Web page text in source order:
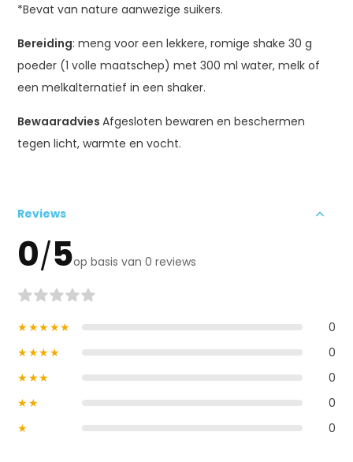
*Bevat van nature aanwezige suikers.
Bereiding: meng voor een lekkere, romige shake 30 g
poeder (1 volle maatschep) met 300 ml water, melk of
een melkalternatief in een shaker.
BewaaradviesAfgesloten bewaren en beschermen
tegen licht, warmte en vocht.
Reviews
0/5op basis van 0 reviews
★★★★★
0
★★★★
0
★★★
0
★★
0
★
0